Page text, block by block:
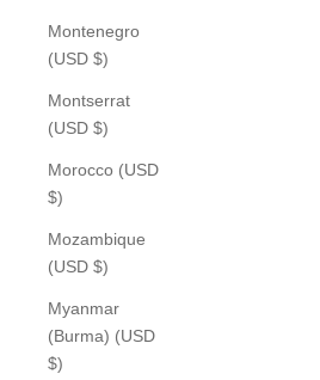
Montenegro
(USD $)
Montserrat
(USD $)
Morocco (USD
$)
Mozambique
(USD $)
Myanmar
(Burma) (USD
$)